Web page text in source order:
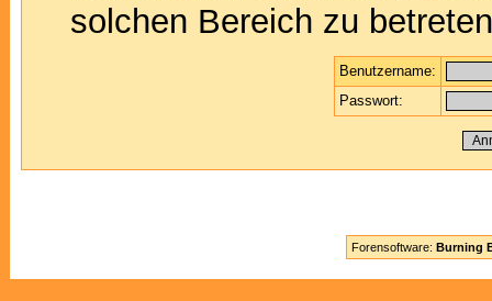
solchen Bereich zu
Benutzername:
Passwort:
Forensoftware: Burning